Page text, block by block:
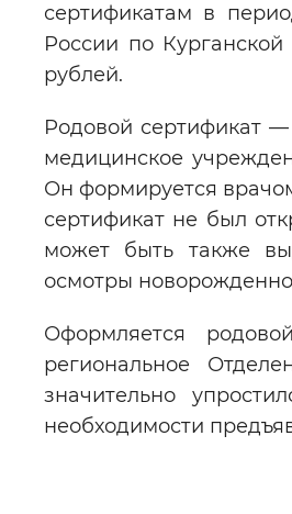
Звуковой
Вернуть
сертификатам в
России по
рублей.
Родовой сертификат
медицинское
Он формируется
сертификат не был
может быть также
осмотры
Оформляется
региональное
значительно
необходимости